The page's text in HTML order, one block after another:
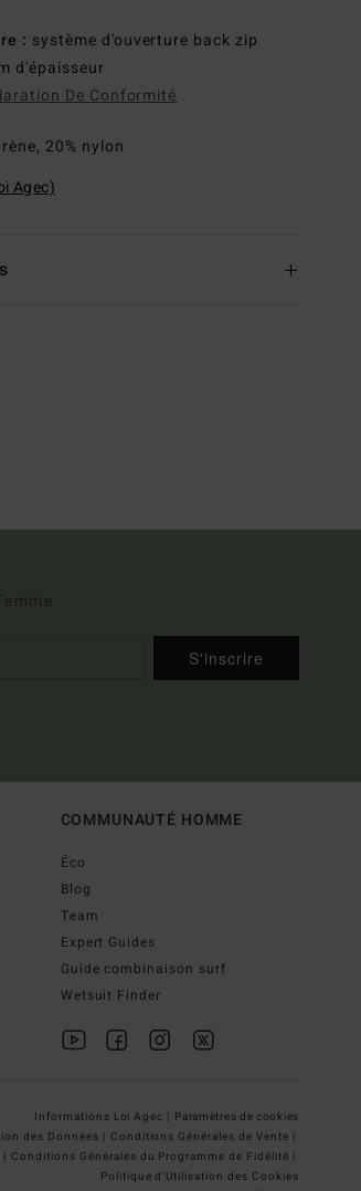
: système d'ouverture back zip
d'épaisseur
De Conformité
20% nylon
Agec)
S'inscrire
COMMUNAUTÉ HOMME
Éco
Blog
Team
Expert Guides
Guide combinaison surf
Wetsuit Finder
Informations Loi Agec | Paramètres de cookies
des Données | Conditions Générales de Vente |
| Conditions Générales du Programme de Fidélité |
Politique d'Utilisation des Cookies